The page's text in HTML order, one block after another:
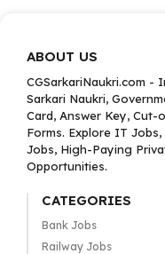
ABOUT US
CGSarkariNaukri.com -
Sarkari Naukri,
Card, Answer Key,
Forms. Explore IT
Jobs, High-Paying
Opportunities.
CATEGORIES
Bank Jobs
Railway Jobs